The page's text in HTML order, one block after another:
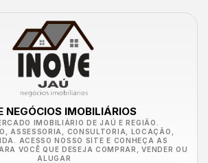
NEGÓCIOS IMOBILIÁRIOS
IMOBILIÁRIO DE JAÚ E REGIÃO.
ASSESSORIA, CONSULTORIA, LOCAÇÃO,
ACESSO NOSSO SITE E CONHEÇA AS
VOCÊ QUE DESEJA COMPRAR, VENDER OU
ALUGAR